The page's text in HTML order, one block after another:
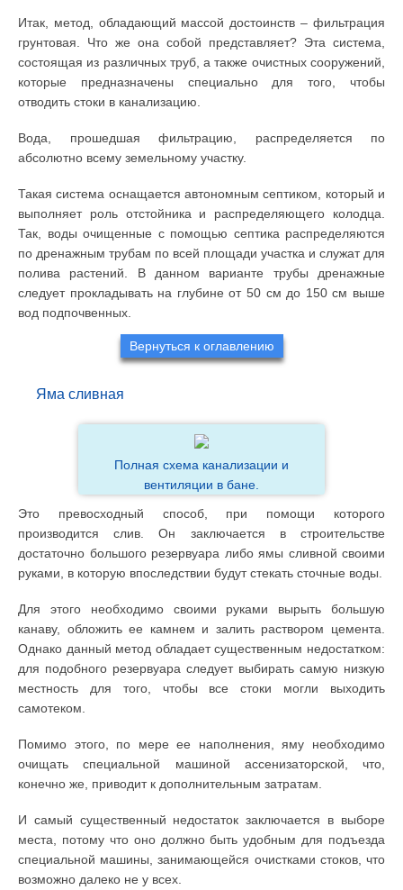
Итак, метод, обладающий массой достоинств – фильтрация
грунтовая. Что же она собой представляет? Эта система,
состоящая из различных труб, а также очистных сооружений,
которые предназначены специально для того, чтобы
отводить стоки в канализацию.
Вода, прошедшая фильтрацию, распределяется по
абсолютно всему земельному участку.
Такая система оснащается автономным септиком, который и
выполняет роль отстойника и распределяющего колодца.
Так, воды очищенные с помощью септика распределяются
по дренажным трубам по всей площади участка и служат для
полива растений. В данном варианте трубы дренажные
следует прокладывать на глубине от 50 см до 150 см выше
вод подпочвенных.
Вернуться к оглавлению
Яма сливная
Полная схема канализации и
вентиляции в бане.
Это превосходный способ, при помощи которого
производится слив. Он заключается в строительстве
достаточно большого резервуара либо ямы сливной своими
руками, в которую впоследствии будут стекать сточные воды.
Для этого необходимо своими руками вырыть большую
канаву, обложить ее камнем и залить раствором цемента.
Однако данный метод обладает существенным недостатком:
для подобного резервуара следует выбирать самую низкую
местность для того, чтобы все стоки могли выходить
самотеком.
Помимо этого, по мере ее наполнения, яму необходимо
очищать специальной машиной ассенизаторской, что,
конечно же, приводит к дополнительным затратам.
И самый существенный недостаток заключается в выборе
места, потому что оно должно быть удобным для подъезда
специальной машины, занимающейся очистками стоков, что
возможно далеко не у всех.